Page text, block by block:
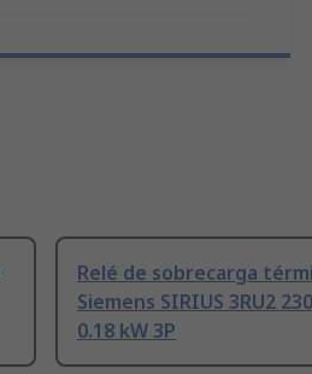
Relé de sobrecarga
Siemens SIRIUS 3RU2
0.18 kW 3P